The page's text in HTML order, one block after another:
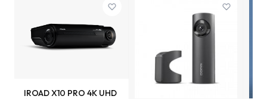
IROAD X10 PRO 4K UHD